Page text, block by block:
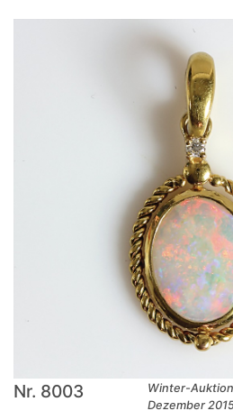
Nr. 8003
Winter-Auktion
Dezember